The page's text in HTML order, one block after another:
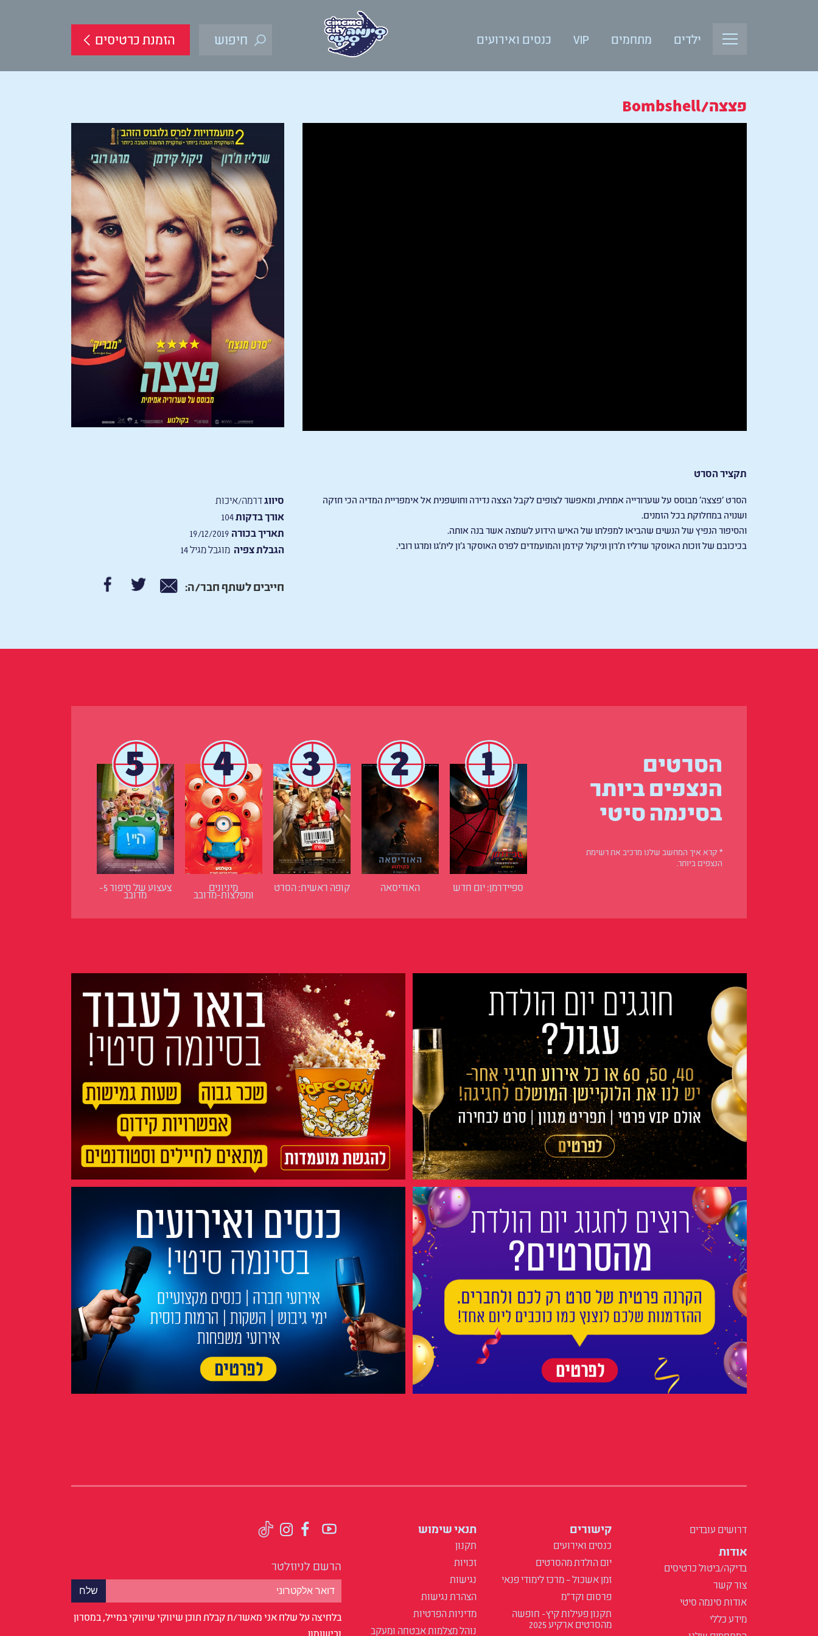
ילדים מתחמים VIP כנסים ואירועים הזמנת כרטיסים
פצצה/Bombshell
תקציר הסרט
הסרט 'פצצה' מבוסס על שערורייה אמתית, ומאפשר לצופים לקבל הצצה נדירה וחושפנית אל אימפריית המדיה הכי חזקה
ושנויה במחלוקת בכל הזמנים.
והסיפור הנפיץ של הנשים שהביאו למפלתו של האיש הידוע לשמצה אשר בנה אותה.
בכיכובם של זוכות האוסקר שרליז ת'רון וניקול קידמן והמועמדים לפרס האוסקר ג'ון לית'גו ומרגו רובי.
סיווגדרמה/איכות
אורך בדקות
תאריך בכורה
הגבלת צפיה מוגבל מגיל 14
חייבים לשתף חבר/ה:
הסרטים
הנצפים ביותר
בסינמה סיטי
* קרא איך המחשב שלנו מרכיב את רשימת
הנצפים ביותר.
1
ספיידרמן: יום חדש
2
האודיסאה
3
קופה ראשית: הסרט
4
מיניונים
ומפלצות-מדובב
5
צעצוע של סיפור 5-
מדובב
דרושים עובדים
אודות
בדיקה/ביטול כרטיסים
צור קשר
אודות סינמה סיטי
מידע כללי
קישורים
כנסים ואירועים
יום הולדת מהסרטים
זמן אשכול – מרכז לימודי פנאי
פרסום וקד"מ
תקנון פעילות קיץ- חופשה
מהסרטים ארקיע 2025
תנאי שימוש
תקנון
זכויות
נגישות
הצהרת נגישות
מדיניות הפרטיות
נוהל מצלמות אבטחה ומעקב
הרשם לניוזלטר
בלחיצה על שלח אני מאשר/ת קבלת תוכן שיווקי שיווקי במייל, במסרון
ובישומון.